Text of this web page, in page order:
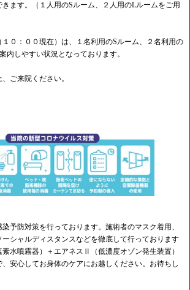
ます。（１人用のSルーム、２人用のLルームをご用
０：００現在）は、１名利用のSルーム、２名利用の
内しやすい状況となっております。
ご来院ください。
予防対策を行っております。施術者のマスク着用、
シャルディスタンスなどを徹底して行っております
水噴霧器）＋エアネスⅡ（低濃度オゾン発生装置）
安心してお身体のケアにお越しください。お待ちし